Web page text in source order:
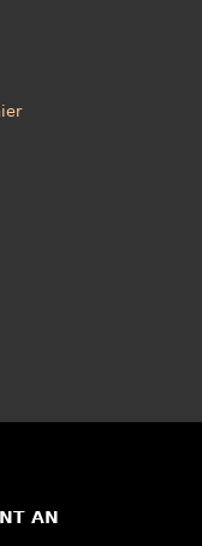
AN